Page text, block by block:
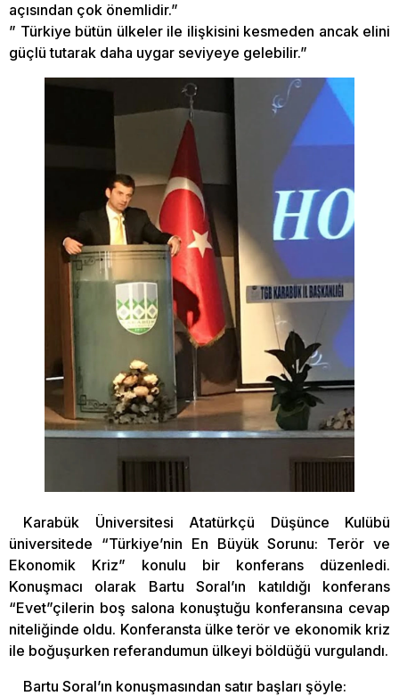
açısından çok önemlidir.”
” Türkiye bütün ülkeler ile ilişkisini kesmeden ancak elini
güçlü tutarak daha uygar seviyeye gelebilir.”
Karabük Üniversitesi Atatürkçü Düşünce Kulübü
üniversitede “Türkiye’nin En Büyük Sorunu: Terör ve
Ekonomik Kriz” konulu bir konferans düzenledi.
Konuşmacı olarak Bartu Soral’ın katıldığı konferans
“Evet”çilerin boş salona konuştuğu konferansına cevap
niteliğinde oldu. Konferansta ülke terör ve ekonomik kriz
ile boğuşurken referandumun ülkeyi böldüğü vurgulandı.
Bartu Soral’ın konuşmasından satır başları şöyle: